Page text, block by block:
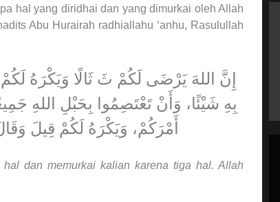
hal yang diridhai dan yang dimurkai oleh Allah
Abu Hurairah radhiallahu ‘anhu, Rasulullah
إِنَّ اللهَ يَرْضَى لَكُمْ ثَ ثَالًا وَيَكْرَهُ
بِهِ شَيْئًا، وَأَنْ تَعْتَصِمُوا بِحَبْلِ اللهِ
أَمْرَكُمْ، وَيَكْرَهُ لَكُمْ قِيلَ
dan memurkai kalian karena tiga hal. Allah